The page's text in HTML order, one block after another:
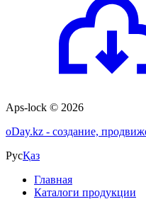
Aps-lock © 2026
oDay.kz - создание,
РусҚаз
Главная
Каталоги продукции